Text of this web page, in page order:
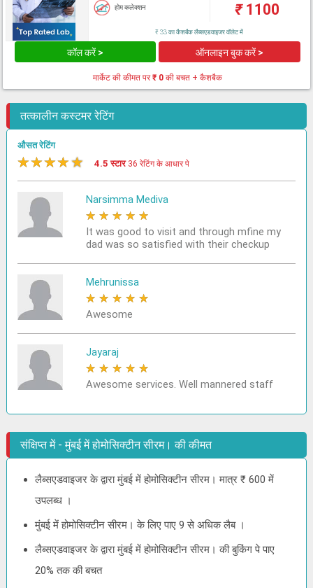
होम कलेक्शन ₹1100
₹ 33 का कैशबैक लैब्सएडवाइजर वॉलेट में
कॉल करें > ऑनलाइन बुक करें >
मार्केट की कीमत पर₹ 0की बचत + कैशबैक
तत्कालीन कस्टमर रेटिंग
औसत रेटिंग
★★★★★ 4.5 स्टार 36 रेटिंग के आधार पे
Narsimma Mediva
★ ★ ★ ★ ★
It was good to visit and through mfine my
dad was so satisfied with their checkup
Mehrunissa
★ ★ ★ ★ ★
Awesome
Jayaraj
★ ★ ★ ★ ★
Awesome services. Well mannered staff
संक्षिप्त में - मुंबई में होमोसिक्टीन सीरम। की कीमत
लैब्सएडवाइजर के द्वारा मुंबई में होमोसिक्टीन सीरम। मात्र ₹ 600 में
उपलब्ध ।
मुंबई में होमोसिक्टीन सीरम। के लिए पाए 9 से अधिक लैब ।
लैब्सएडवाइजर के द्वारा मुंबई में होमोसिक्टीन सीरम। की बुकिंग पे पाए
20% तक की बचत